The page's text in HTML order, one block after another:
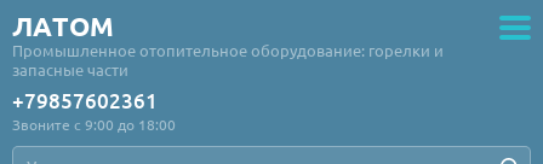
ЛАТОМ
Промышленное отопительное оборудование: горелки и
запасные части
+79857602361
Звоните с 9:00 до 18:00